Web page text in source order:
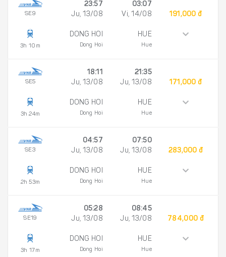
SE9
3h 10m
23:57
Ju, 13/08
DONG HOI
Dong Hoi
03:07
Vi, 14/08
HUE
Hue
191,000 đ
SE5
3h 24m
18:11
Ju, 13/08
DONG HOI
Dong Hoi
21:35
Ju, 13/08
HUE
Hue
171,000 đ
SE3
2h 53m
04:57
Ju, 13/08
DONG HOI
Dong Hoi
07:50
Ju, 13/08
HUE
Hue
283,000 đ
SE19
3h 17m
05:28
Ju, 13/08
DONG HOI
Dong Hoi
08:45
Ju, 13/08
HUE
Hue
784,000 đ